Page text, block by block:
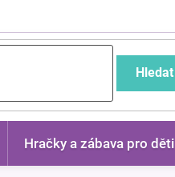
Hledat
Hračky a zábava pro děti